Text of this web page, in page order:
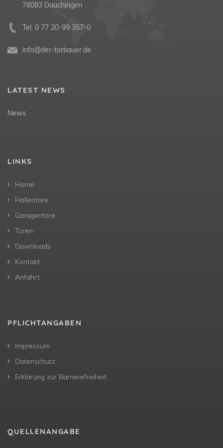
78083 Dauchingen
Tel. 0 77 20-99 357-0
info@der-torbauer.de
LATEST NEWS
News
LINKS
Home
Hallentore
Garagentore
Türen
Downloads
Kontakt
Anfahrt
PFLICHTANGABEN
Impressum
Datenschutz
Erklärung zur Barrierefreiheit
QUELLENANGABE